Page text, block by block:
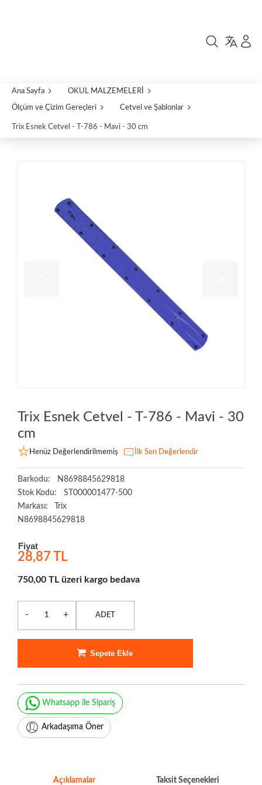
Ana Sayfa OKUL MALZEMELERİ
Ölçüm ve Çizim Gereçleri Cetvel ve Şablonlar
Trix Esnek Cetvel - T-786 - Mavi - 30 cm
Trix Esnek Cetvel - T-786 - Mavi - 30
cm
Henüz Değerlendirilmemiş İlk Sen Değerlendir
Barkodu:
N8698845629818
Stok Kodu:
ST000001477-500
Markası:
Trix
N8698845629818
Fiyat
28,87 TL
750,00 TL üzeri kargo bedava
- + ADET
Sepete Ekle
Whatsapp ile Sipariş
Arkadaşıma Öner
Açıklamalar Taksit Seçenekleri